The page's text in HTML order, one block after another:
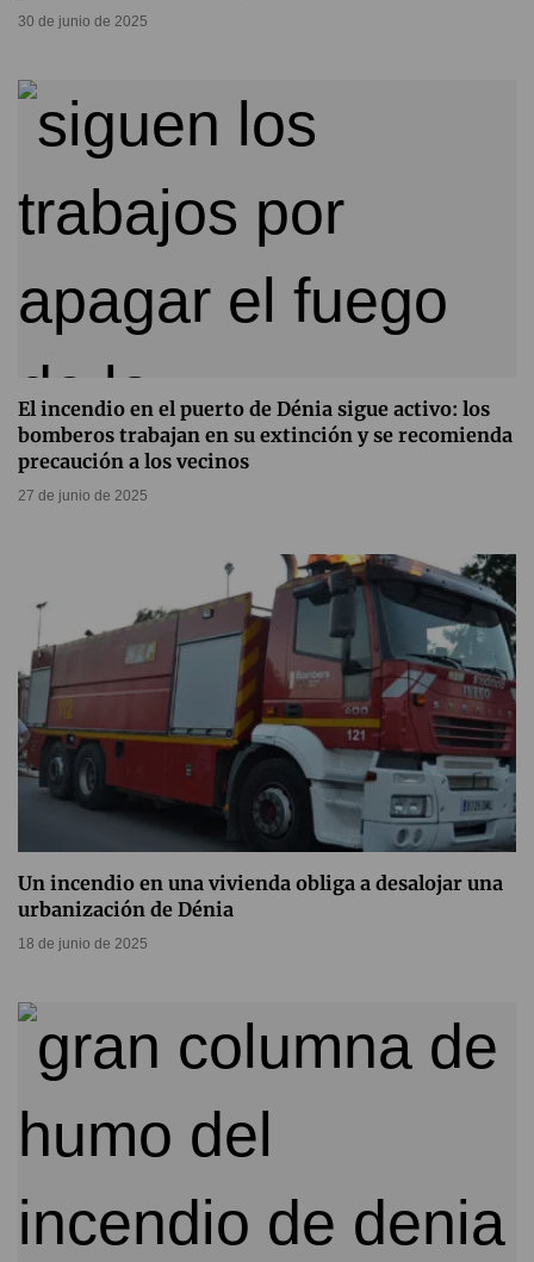
30 de junio de 2025
El incendio en el puerto de Dénia sigue activo: los
bomberos trabajan en su extinción y se recomienda
precaución a los vecinos
27 de junio de 2025
Un incendio en una vivienda obliga a desalojar una
urbanización de Dénia
18 de junio de 2025